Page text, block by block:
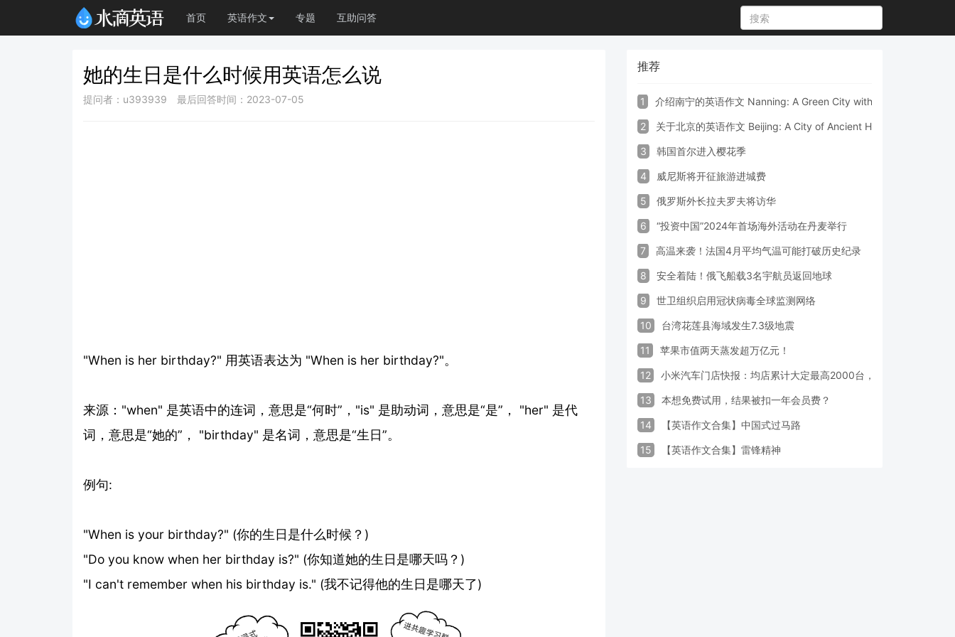
首页 英语作文 专题 互助问答
她的生日是什么时候用英语怎么说
提问者：u393939 最后回答时间：2023-07-05
"When is her birthday?" 用英语表达为 "When is her birthday?"。
来源："when" 是英语中的连词，意思是“何时”，"is" 是助动词，意思是“是”， "her" 是代
词，意思是“她的”， "birthday" 是名词，意思是“生日”。
例句:
"When is your birthday?" (你的生日是什么时候？)
"Do you know when her birthday is?" (你知道她的生日是哪天吗？)
"I can't remember when his birthday is." (我不记得他的生日是哪天了)
推荐
1 介绍南宁的英语作文 Nanning: A Green City with Vibrant Culture
2 关于北京的英语作文 Beijing: A City of Ancient Heritage and
3 韩国首尔进入樱花季
4 威尼斯将开征旅游进城费
5 俄罗斯外长拉夫罗夫将访华
6 “投资中国”2024年首场海外活动在丹麦举行
7 高温来袭！法国4月平均气温可能打破历史纪录
8 安全着陆！俄飞船载3名宇航员返回地球
9 世卫组织启用冠状病毒全球监测网络
10 台湾花莲县海域发生7.3级地震
11 苹果市值两天蒸发超万亿元！
12 小米汽车门店快报：均店累计大定最高2000台，锁单率最高达
13 本想免费试用，结果被扣一年会员费？
14 【英语作文合集】中国式过马路
15 【英语作文合集】雷锋精神